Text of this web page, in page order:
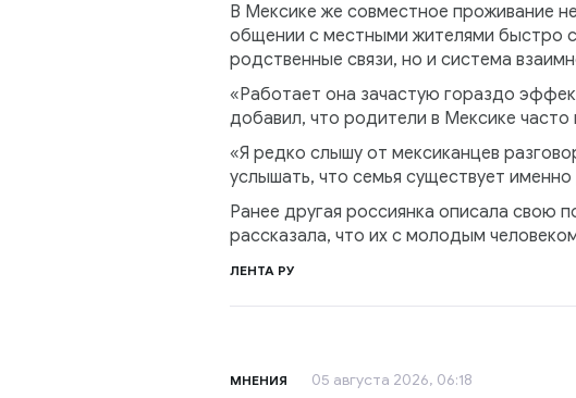
В Мексике же совместное проживание
общении с местными жителями быстро
родственные связи, но и система
«Работает она зачастую гораздо
добавил, что родители в Мексике
«Я редко слышу от мексиканцев
услышать, что семья существует
Ранее другая россиянка описала свою
рассказала, что их с молодым
ЛЕНТА РУ
МНЕНИЯ 05 августа 2026, 06:18